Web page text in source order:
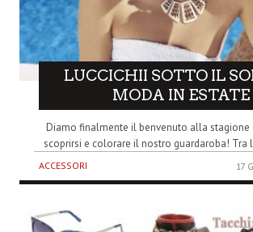
LUCCICHII SOTTO IL
MODA IN ESTATE
Diamo finalmente il benvenuto alla stagione
scoprirsi e colorare il nostro guardaroba! Tra
ACCESSORI 17